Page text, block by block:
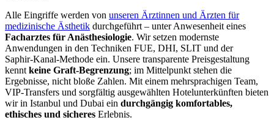
Alle Eingriffe werden von unseren Ärztinnen und Ärzten für
medizinische Ästhetik durchgeführt – unter Anwesenheit eines
Facharztes für Anästhesiologie. Wir setzen modernste
Anwendungen in den Techniken FUE, DHI, SLIT und der
Saphir‑Kanal‑Methode ein. Unsere transparente Preisgestaltung
kennt keine Graft‑Begrenzung; im Mittelpunkt stehen die
Ergebnisse, nicht bloße Zahlen. Mit einem mehrsprachigen Team,
VIP‑Transfers und sorgfältig ausgewählten Hotelunterkünften bieten
wir in Istanbul und Dubai ein durchgängig komfortables,
ethisches und sicheres Erlebnis.